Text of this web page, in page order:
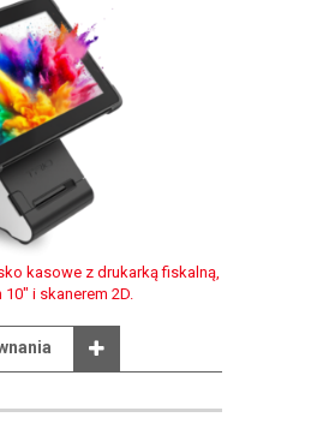
kasowe z drukarką fiskalną,
i skanerem 2D.